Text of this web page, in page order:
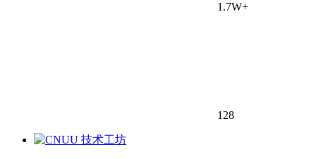
1.7W+
128